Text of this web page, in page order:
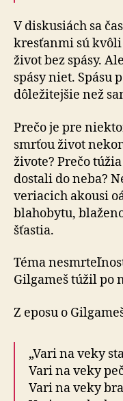
V diskusiách sa
kresťanmi sú kvôli
život bez spásy.
spásy niet. Spásu
dôležitejšie než
Prečo je pre
smrťou život
živote? Prečo
dostali do neba?
veriacich akousi
blahobytu,
šťastia.
Téma
Gilgameš túžil po
Z eposu o
„Vari na veky
Vari na veky
Vari na veky